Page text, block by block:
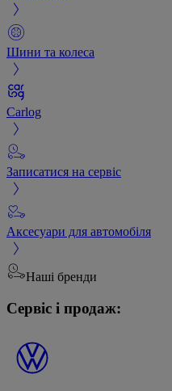
Шини та колеса
Carlog
Записатися на сервіс
Аксесуари для автомобіля
Наші бренди
Сервіс і продаж: